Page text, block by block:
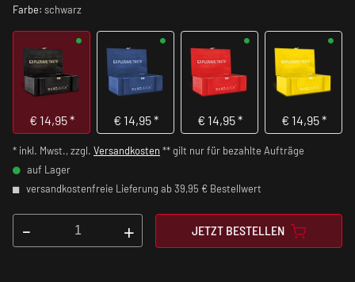
Farbe: schwarz
€ 14,95* € 14,95* € 14,95* € 14,95*
* inkl. Mwst., zzgl. Versandkosten ** gilt nur für bezahlte Aufträge
auf Lager
versandkostenfreie Lieferung ab 39,95 € Bestellwert
- + JETZT BESTELLEN